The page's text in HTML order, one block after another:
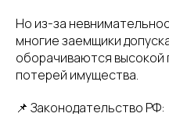
Но из-за
многие заемщики
оборачиваются высокой
потерей имущества.
📌 Законодательство РФ: